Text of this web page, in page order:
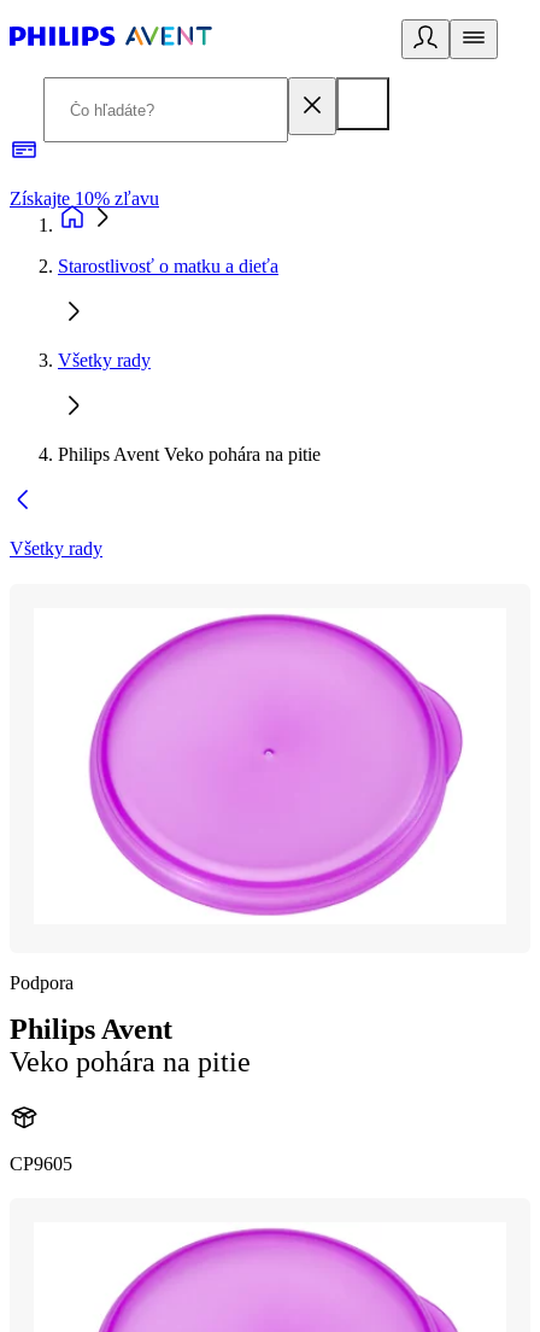
Získajte 10% zľavu
Starostlivosť o matku a dieťa
Všetky rady
Philips Avent Veko pohára na pitie
Všetky rady
Podpora
Philips Avent
Veko pohára na pitie
CP9605